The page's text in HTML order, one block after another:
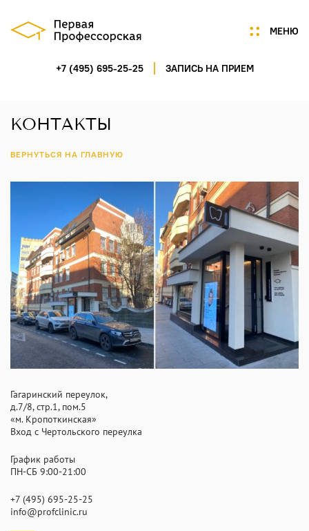
МЕНЮ
+7 (495) 695-25-25 ЗАПИСЬ НА ПРИЕМ
Акции
Портфолио
Нам доверяют
Технологии
Отзывы
Новости
Контакты
ГАГАРИНСКИЙ ПЕРЕУЛОК,Д.7/8, СТР.1, ПОМ.5
ПН-СБ 9:00-21:00
INFO@PROFCLINIC.RU
КОНТАКТЫ
ВЕРНУТЬСЯ НА ГЛАВНУЮ
Гагаринский переулок,
д.7/8, стр.1, пом.5
«м. Кропоткинская»
Вход с Чертольского переулка
График работы
ПН-СБ 9:00-21:00
+7 (495) 695-25-25
info@profclinic.ru